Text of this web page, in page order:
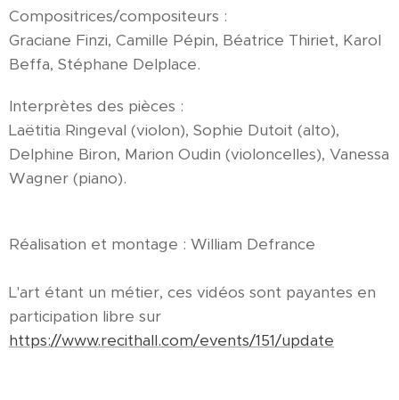
Compositrices/compositeurs :
Graciane Finzi, Camille Pépin, Béatrice Thiriet, Karol
Beffa, Stéphane Delplace.
Interprètes des pièces :
Laëtitia Ringeval (violon), Sophie Dutoit (alto),
Delphine Biron, Marion Oudin (violoncelles), Vanessa
Wagner (piano).
Réalisation et montage : William Defrance
L'art étant un métier, ces vidéos sont payantes en
participation libre sur
https://www.recithall.com/events/151/update